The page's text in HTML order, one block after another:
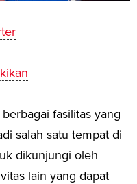
fasilitas yang
salah satu tempat di
dikunjungi oleh
lain yang dapat